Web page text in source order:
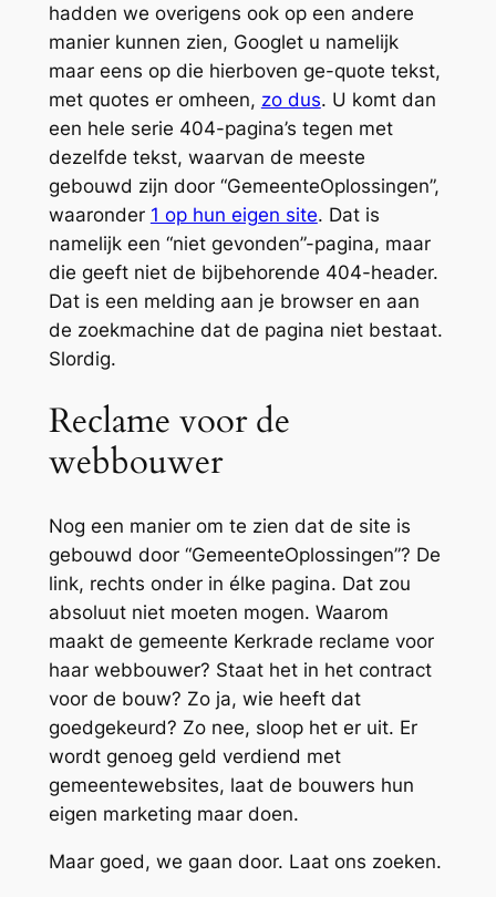
hadden we overigens ook op een andere
manier kunnen zien, Googlet u namelijk
maar eens op die hierboven ge-quote tekst,
met quotes er omheen, zo dus. U komt dan
een hele serie 404-pagina’s tegen met
dezelfde tekst, waarvan de meeste
gebouwd zijn door “GemeenteOplossingen”,
waaronder 1 op hun eigen site. Dat is
namelijk een “niet gevonden”-pagina, maar
die geeft niet de bijbehorende 404-header.
Dat is een melding aan je browser en aan
de zoekmachine dat de pagina niet bestaat.
Slordig.
Reclame voor de
webbouwer
Nog een manier om te zien dat de site is
gebouwd door “GemeenteOplossingen”? De
link, rechts onder in élke pagina. Dat zou
absoluutniet moeten mogen. Waarom
maakt de gemeente Kerkrade reclame voor
haar webbouwer? Staat het in het contract
voor de bouw? Zo ja, wie heeft dat
goedgekeurd? Zo nee, sloop het er uit. Er
wordt genoeg geld verdiend met
gemeentewebsites, laat de bouwers hun
eigen marketing maar doen.
Maar goed, we gaan door. Laat ons zoeken.